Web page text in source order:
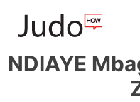
NDIAYE